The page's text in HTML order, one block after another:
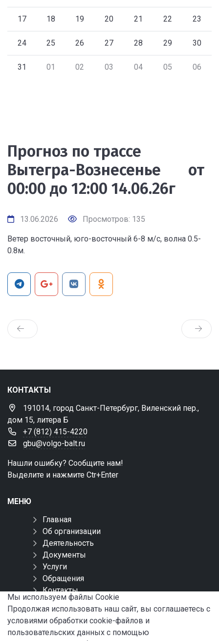
17 18 19 20 21 22 23
24 25 26 27 28 29 30
31 01 02 03 04 05 06
Прогноз по трассе
Вытегра-Вознесенье от
00:00 до 12:00 14.06.26г
13.06.2026 Просмотров: 135
Ветер восточный, юго-восточный 6-8 м/с, волна 0.5-
0.8м.
КОНТАКТЫ
191014, город Санкт-Петербург, Виленский пер.,
дом 15, литера Б
+7 (812) 415-4220
gbu@volgo-balt.ru
Нашли ошибку? Сообщите нам!
Выделите и нажмите Ctr+Enter
МЕНЮ
Главная
Об организации
Деятельность
Документы
Услуги
Обращения
Контакты
Карта сайта
СОЦИАЛЬНЫЕ СЕТИ
Мы используем файлы Сookie
Продолжая использовать наш сайт, вы соглашаетесь с
условиями обработки cookie-файлов и
пользовательских данных с помощью